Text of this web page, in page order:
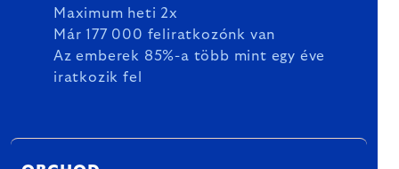
Maximum heti 2x
Már 177 000 feliratkozónk van
Az emberek 85%-a több mint egy éve
iratkozik fel